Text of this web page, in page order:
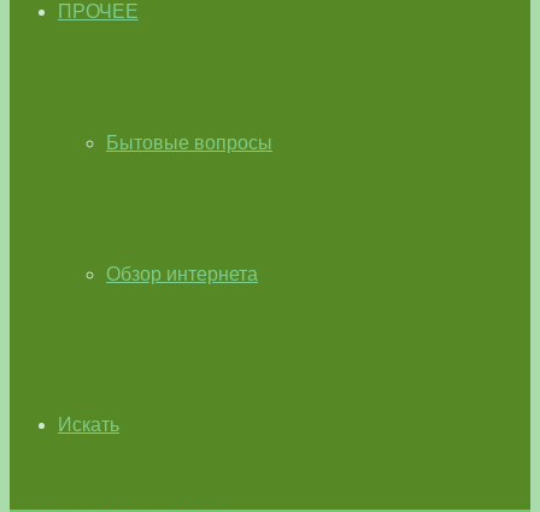
ПРОЧЕЕ
Бытовые вопросы
Обзор интернета
Искать